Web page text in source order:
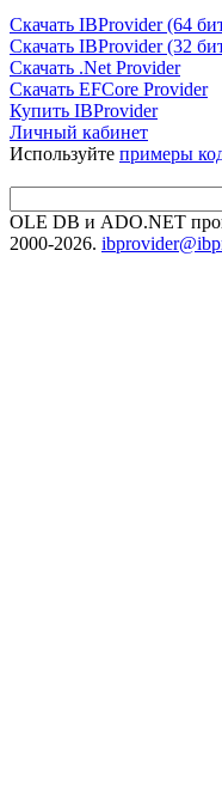
Скачать IBProvider (64
Скачать IBProvider (32
Скачать .Net Provider
Скачать EFCore Provider
Купить IBProvider
Личный кабинет
Используйте примеры
OLE DB и ADO.NET
2000-2026.